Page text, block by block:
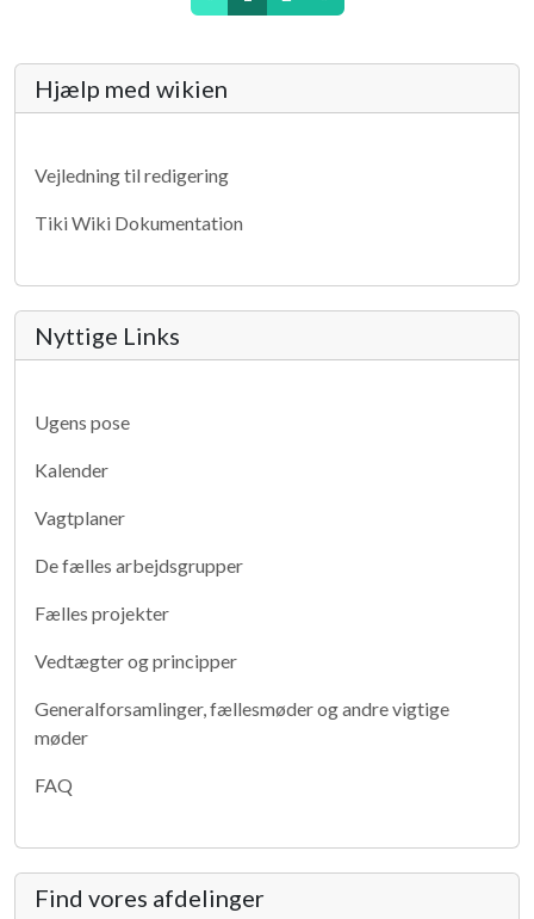
More content and functionality
Hjælp med wikien
Vejledning til redigering
Tiki Wiki Dokumentation
Nyttige Links
Ugens pose
Kalender
Vagtplaner
De fælles arbejdsgrupper
Fælles projekter
Vedtægter og principper
Generalforsamlinger, fællesmøder og andre vigtige
møder
FAQ
Find vores afdelinger